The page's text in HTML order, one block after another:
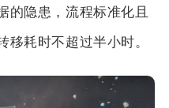
的隐患，流程标准化且
移耗时不超过半小时。